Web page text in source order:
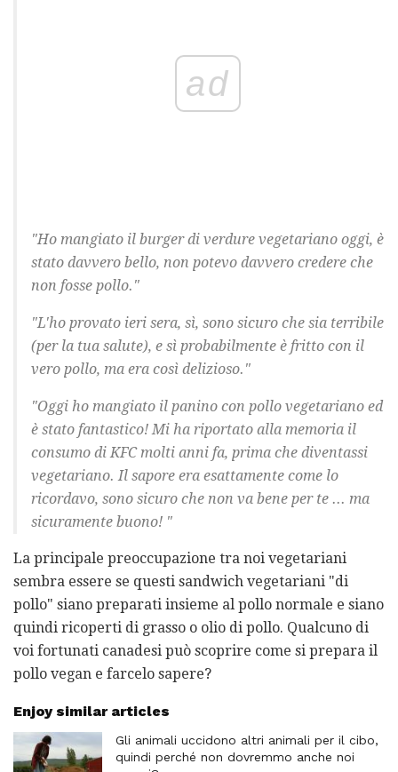
ad
"Ho mangiato il burger di verdure vegetariano oggi, è
stato davvero bello, non potevo davvero credere che
non fosse pollo."
"L'ho provato ieri sera, sì, sono sicuro che sia terribile
(per la tua salute), e sì probabilmente è fritto con il
vero pollo, ma era così delizioso."
"Oggi ho mangiato il panino con pollo vegetariano ed
è stato fantastico! Mi ha riportato alla memoria il
consumo di KFC molti anni fa, prima che diventassi
vegetariano. Il sapore era esattamente come lo
ricordavo, sono sicuro che non va bene per te ... ma
sicuramente buono! "
La principale preoccupazione tra noi vegetariani
sembra essere se questi sandwich vegetariani "di
pollo" siano preparati insieme al pollo normale e siano
quindi ricoperti di grasso o olio di pollo. Qualcuno di
voi fortunati canadesi può scoprire come si prepara il
pollo vegan e farcelo sapere?
Enjoy similar articles
Gli animali uccidono altri animali per il cibo,
quindi perché non dovremmo anche noi